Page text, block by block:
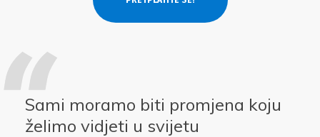
Sami moramo biti promjena koju
želimo vidjeti u svijetu